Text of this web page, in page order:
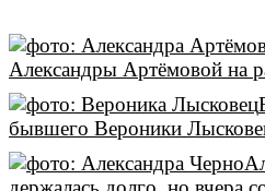
Александры Артёмовой на
бывшего Вероники